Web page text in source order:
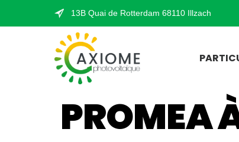
13B Quai de Rotterdam 68110 Illzach
PROMEA